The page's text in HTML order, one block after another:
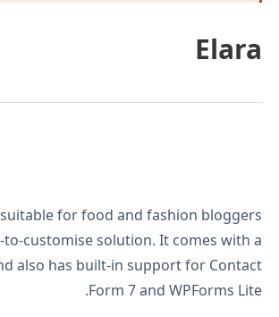
Elara
for food and fashion bloggers
customise solution. It comes with a
also has built-in support for Contact
Form 7 and WPForms Lite.